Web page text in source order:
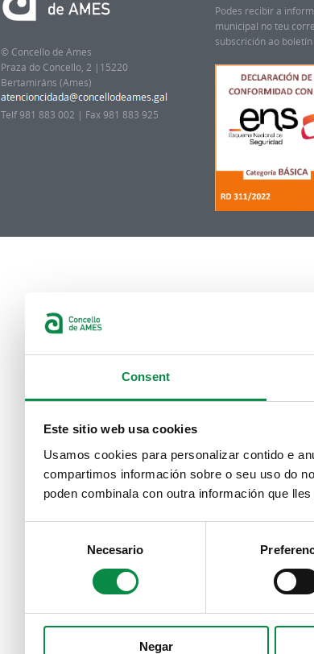
Consent
Este sitio web usa cookies
Usamos cookies para personalizar contido e
compartimos información sobre o seu uso do
poden combinala con outra información que
Necesario
Negar
© Concello de Ames
Praza do Concello, 2 |15220
Bertamiráns (Ames)
Telf 981 883 002 | Fax 981 883 925
Podes recibir a
municipal no teu
subscrición ao